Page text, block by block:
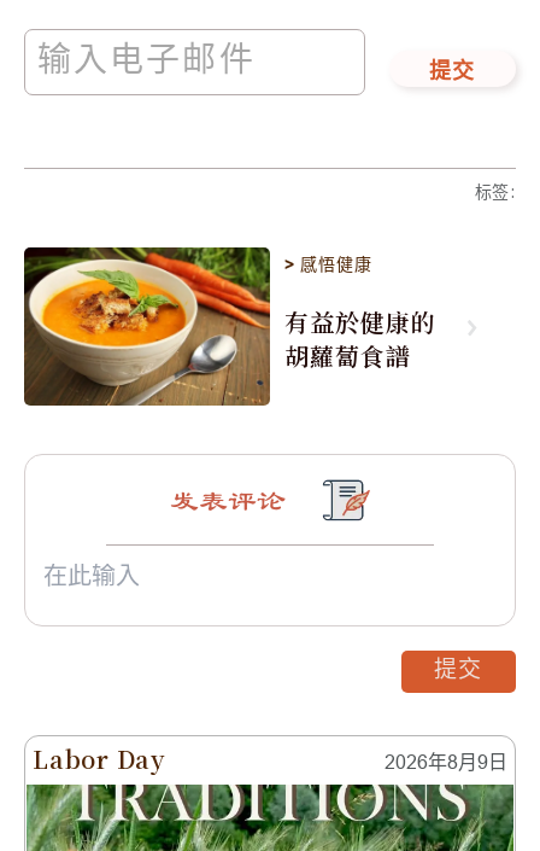
提交
标签:
>感悟健康
有益於健康的
胡蘿蔔食譜
Labor Day 2026年8月9日
发表评论
提交